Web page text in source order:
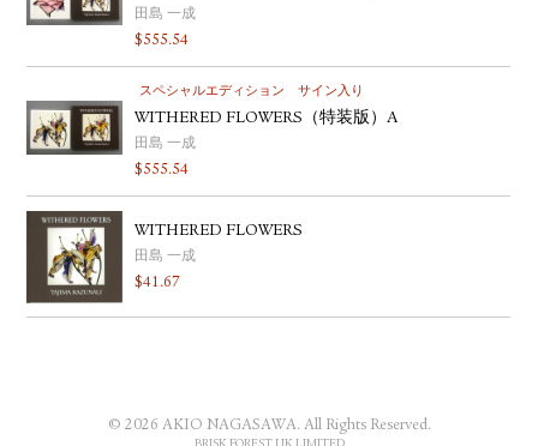
田島 一成
$555.54
スペシャルエディション サイン入り
WITHERED FLOWERS（特装版）A
田島 一成
$555.54
WITHERED FLOWERS
田島 一成
$41.67
© 2026 AKIO NAGASAWA. All Rights Reserved.